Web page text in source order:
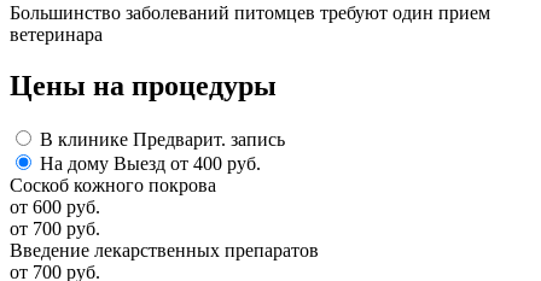
Большинство заболеваний питомцев требуют один прием
ветеринара
Цены на процедуры
В клинике Предварит. запись
На дому Выезд от 400 руб.
Соскоб кожного покрова
от 600 руб.
от 700 руб.
Введение лекарственных препаратов
от 700 руб.